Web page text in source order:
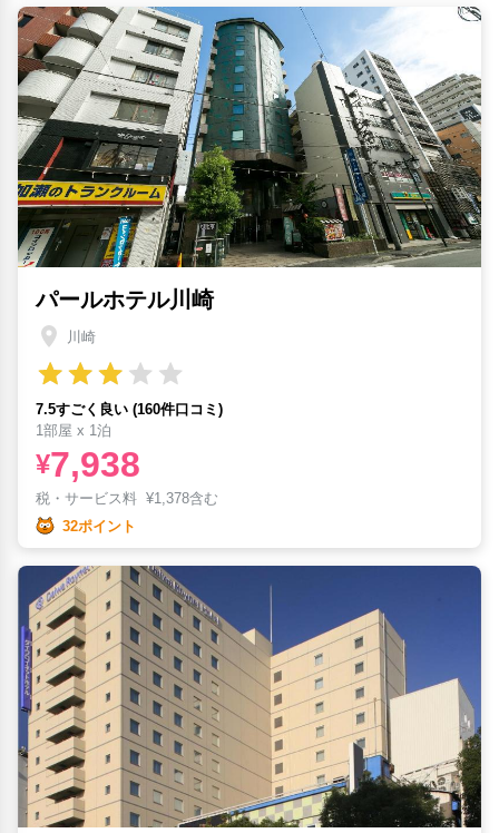
パールホテル川崎
川崎
7.5すごく良い (160件口コミ)
1部屋 x 1泊
¥7,938
税・サービス料 ¥1,378含む
32ポイント